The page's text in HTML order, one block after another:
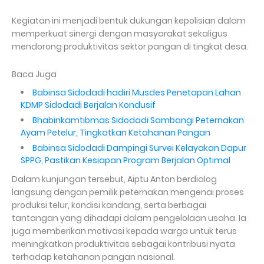
Kegiatan ini menjadi bentuk dukungan kepolisian dalam
memperkuat sinergi dengan masyarakat sekaligus
mendorong produktivitas sektor pangan di tingkat desa.
Baca Juga
Babinsa Sidodadi hadiri Musdes Penetapan Lahan
KDMP Sidodadi Berjalan Kondusif
Bhabinkamtibmas Sidodadi Sambangi Peternakan
Ayam Petelur, Tingkatkan Ketahanan Pangan
Babinsa Sidodadi Dampingi Survei Kelayakan Dapur
SPPG, Pastikan Kesiapan Program Berjalan Optimal
Dalam kunjungan tersebut, Aiptu Anton berdialog
langsung dengan pemilik peternakan mengenai proses
produksi telur, kondisi kandang, serta berbagai
tantangan yang dihadapi dalam pengelolaan usaha. Ia
juga memberikan motivasi kepada warga untuk terus
meningkatkan produktivitas sebagai kontribusi nyata
terhadap ketahanan pangan nasional.